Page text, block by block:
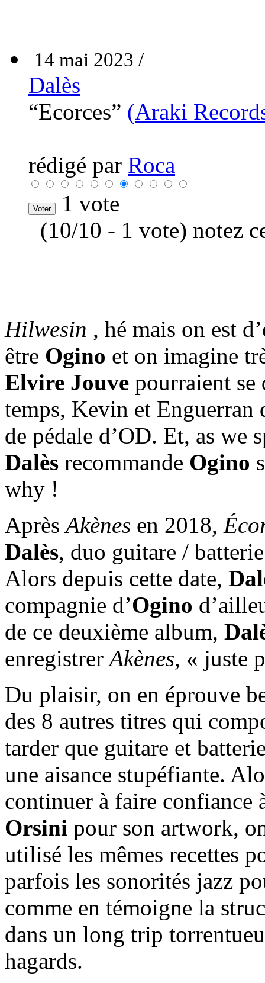
14 mai 2023 /
Dalès
“Ecorces” (Araki
rédigé par Roca
1 vote
(10/10 - 1 vote) notez
Hilwesin , hé mais on est
être Ogino et on imagine
Elvire Jouve pourraient se
temps, Kevin et Enguerran
de pédale d’OD. Et, as we
Dalès recommande Ogino
why !
Après Akènes en 2018,
Dalès, duo guitare /
Alors depuis cette date,
compagnie d’Ogino
de ce deuxième album,
enregistrer Akènes, « juste
Du plaisir, on en éprouve
des 8 autres titres qui
tarder que guitare et
une aisance stupéfiante.
continuer à faire confiance
Orsini pour son artwork,
utilisé les mêmes recettes
parfois les sonorités jazz
comme en témoigne la
dans un long trip
hagards.